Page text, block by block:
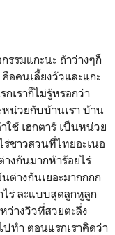
รมแกะนะ ถ้าว่างๆก็
อคนเลี้ยงวัวและแกะ
เราก็ไม่รู้หรอกว่า
น่วยกับบ้านเรา บ้าน
ใช้ เฮกตาร์ เป็นหน่วย
ชาวสวนที่ไทยอะเนอ
างกันมากห้าร้อยไร่
ต่างกันเยอะมากกกก
ร่ ละแบบสุดลูกหูลูก
ว่างวิวที่สวยตะลึ่ง
ปทำ ตอนแรกเราคิดว่า